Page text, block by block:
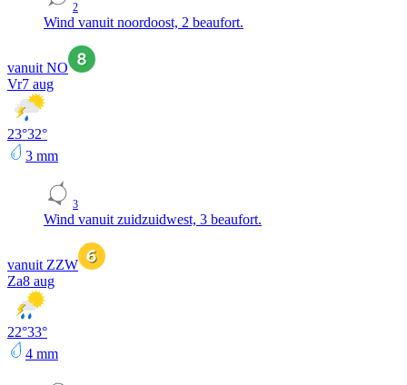
2
Wind vanuit noordoost, 2 beaufort.
vanuit NO
Vr7 aug
23°32°
3 mm
3
Wind vanuit zuidzuidwest, 3 beaufort.
vanuit ZZW
Za8 aug
22°33°
4 mm